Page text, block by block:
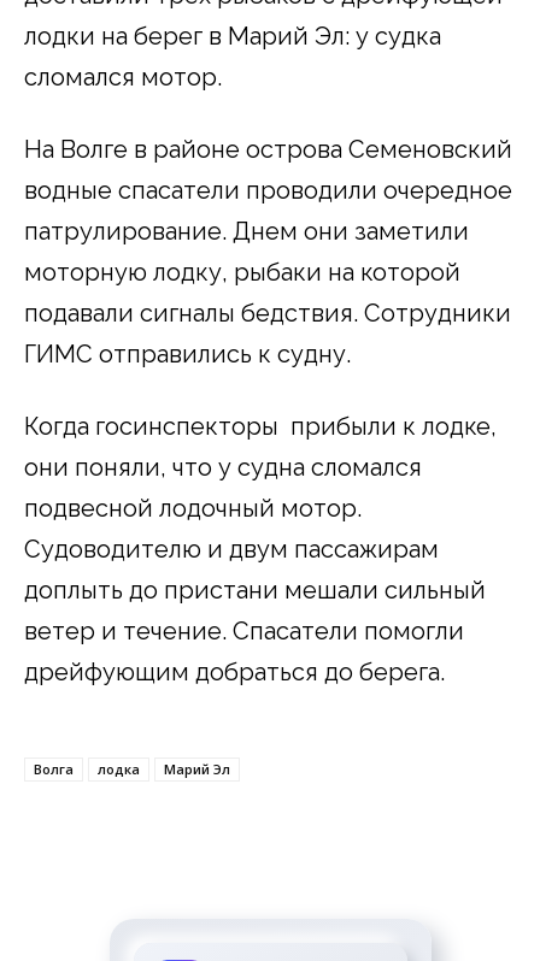
лодки на берег в Марий Эл: у судка
сломался мотор.
На Волге в районе острова Семеновский
водные спасатели проводили очередное
патрулирование. Днем они заметили
моторную лодку, рыбаки на которой
подавали сигналы бедствия. Сотрудники
ГИМС отправились к судну.
Когда госинспекторы прибыли к лодке,
они поняли, что у судна сломался
подвесной лодочный мотор.
Судоводителю и двум пассажирам
доплыть до пристани мешали сильный
ветер и течение. Спасатели помогли
дрейфующим добраться до берега.
Волга лодка Марий Эл